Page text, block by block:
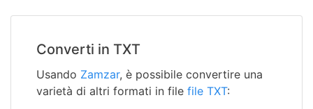
Converti in TXT
Usando Zamzar, è possibile convertire una
varietà di altri formati in file file TXT: